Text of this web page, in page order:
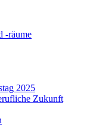
-räume
2025
Zukunft